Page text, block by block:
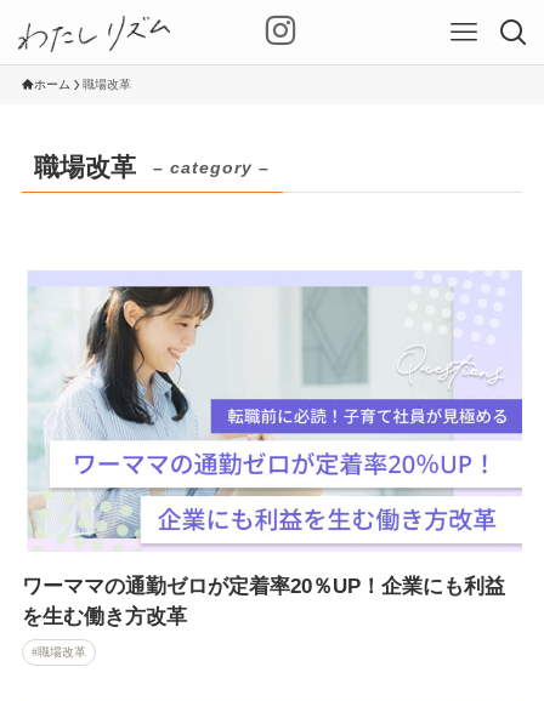
ホーム 職場改革
職場改革 – category –
ワーママの通勤ゼロが定着率20％UP！企業にも利益
を生む働き方改革
職場改革